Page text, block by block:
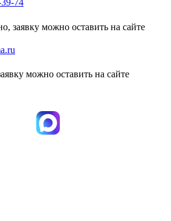
74
заявку можно оставить на сайте
можно оставить на сайте